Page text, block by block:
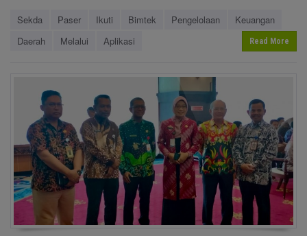
Sekda Paser Ikuti Bimtek Pengelolaan
Keuangan
Daerah
Melalui Aplikasi Read More